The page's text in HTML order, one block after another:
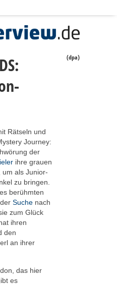
(dpa)
Rätseln und
Journey:
der
ihre grauen
um als Junior-
zu bringen.
berühmten
Suche nach
zum Glück
ihren
den
an ihrer
das hier
es